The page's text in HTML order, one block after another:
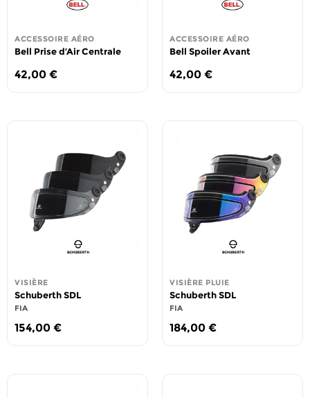
ACCESSOIRE AÉRO
Bell Prise d’Air Centrale
42,00 €
ACCESSOIRE AÉRO
Bell Spoiler Avant
42,00 €
VISIÈRE
Schuberth SDL
FIA
154,00 €
VISIÈRE PLUIE
Schuberth SDL
FIA
184,00 €